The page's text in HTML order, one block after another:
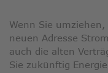
Wenn Sie
neuen Adresse
auch die alten
Sie zukünftig